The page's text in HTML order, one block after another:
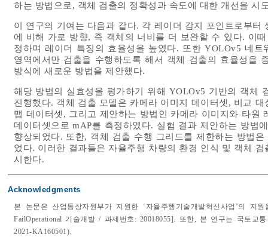
하는 방법으로, 객체 검출의 정확성과 속도에 대한 개선을 시
이 연구의 기여는 다음과 같다. 각 레이더 감지 포인트로부
에 비해 가로 방향, 즉 객체의 너비를 더 보완할 수 있다. 이
정하며 레이더 특징의 효율성을 높였다. 또한 YOLOv5 네
영역에서만 검출을 수행하도록 해서 객체 검출의 효율성을
방식에 새로운 방법을 제안했다.
해당 방법의 실효성을 평가하기 위해 YOLOv5 기반의 객체
진행했다. 객체 검출 모델은 카메라 이미지 데이터셋, 비교
맵 데이터셋, 그리고 제안하는 방법인 카메라 이미지와 타원
데이터셋으로 mAP를 측정하였다. 실험 결과 제안하는 방법
향상되었다. 또한, 객체 검출 수행 그리드를 제한하는 방법
었다. 이러한 결과들은 자율주행 차량의 환경 인식 및 객체
시한다.
Acknowledgments
본 논문은 산업통상자원부가 지원한 ‘자율주행기술개발혁신사업’의 지
FailOperational 기술개발 / 과제번호: 20018055]. 또한, 본 연구는 국토교
2021-KA160501).